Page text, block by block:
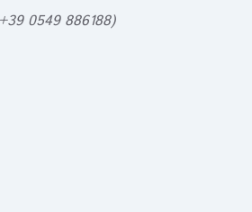
0549 886188)